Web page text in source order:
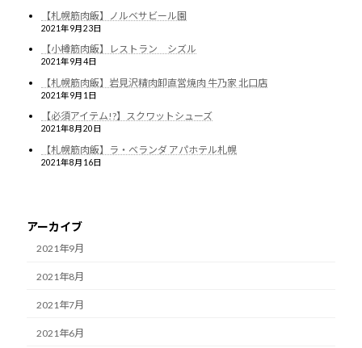
【札幌筋肉飯】ノルベサビール園
2021年9月23日
【小樽筋肉飯】レストラン シズル
2021年9月4日
【札幌筋肉飯】岩見沢精肉卸直営焼肉 牛乃家 北口店
2021年9月1日
【必須アイテム!?】スクワットシューズ
2021年8月20日
【札幌筋肉飯】ラ・ベランダ アパホテル札幌
2021年8月16日
アーカイブ
2021年9月
2021年8月
2021年7月
2021年6月